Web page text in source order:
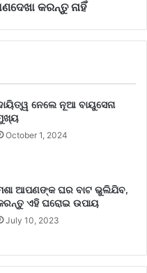
କରନ୍ତୁ ନାହିଁ
ନେଲେ ନୂଆ ବାୟୁସେନା
October 1, 2024
ଆପଣଙ୍କ ଘର ବାଟ ଭୁଲିଯିବ,
ଏହି ଘରୋଇ ଉପାୟ
July 10, 2023